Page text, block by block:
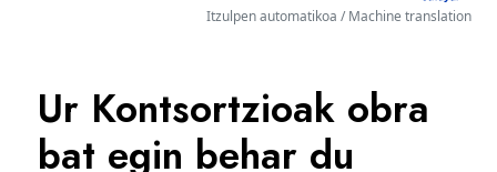
Itzulpen automatikoa / Machine translation
Ur Kontsortzioak obra
bat egin behar du